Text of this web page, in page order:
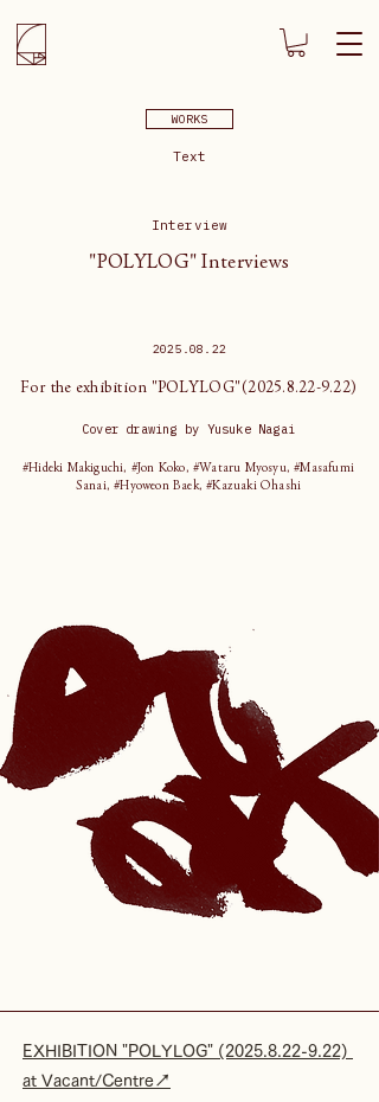
WORKS
Text
Interview
"POLYLOG" Interviews
2025.08.22
For the exhibition "POLYLOG"(2025.8.22-9.22)
Cover drawing by Yusuke Nagai
#Hideki Makiguchi, #Jon Koko, #Wataru Myosyu, #Masafumi
Sanai, #Hyoweon Baek, #Kazuaki Ohashi
EXHIBITION "POLYLOG" (2025.8.22-9.22)
at Vacant/Centre↗